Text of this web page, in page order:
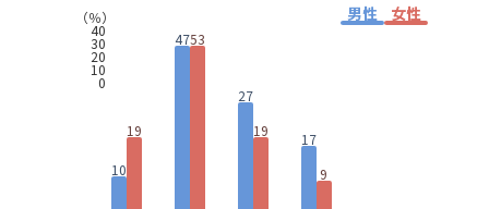
男性 女性
（％）
40
30
20
10
0
10
19
4753
27
19
17
9